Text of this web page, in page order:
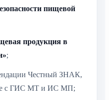
пищевой
продукция в
;
Честный ЗНАК,
с ГИС МТ и ИС МП;